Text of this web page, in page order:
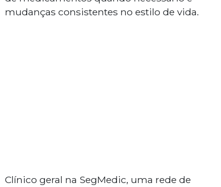
mudanças consistentes no estilo de vida.
Clínico geral na SegMedic, uma rede de